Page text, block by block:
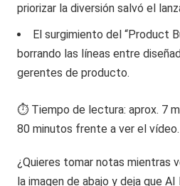
priorizar la diversión salvó el
El surgimiento del “Product
borrando las líneas entre
gerentes de producto.
⏱️ Tiempo de lectura: aprox. 7
80 minutos frente a ver el vídeo.
¿Quieres tomar notas mientras
la imagen de abajo y deja que